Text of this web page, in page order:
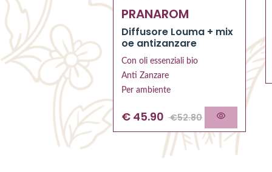
NERO
18.00
PRANAROM
Diffusore Louma + mix
oe antizanzare
Con oli essenziali bio
Anti Zanzare
Per ambiente
€ 45.90 €52.80